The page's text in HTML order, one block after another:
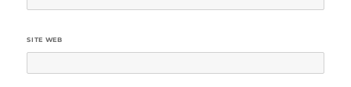
SITE WEB